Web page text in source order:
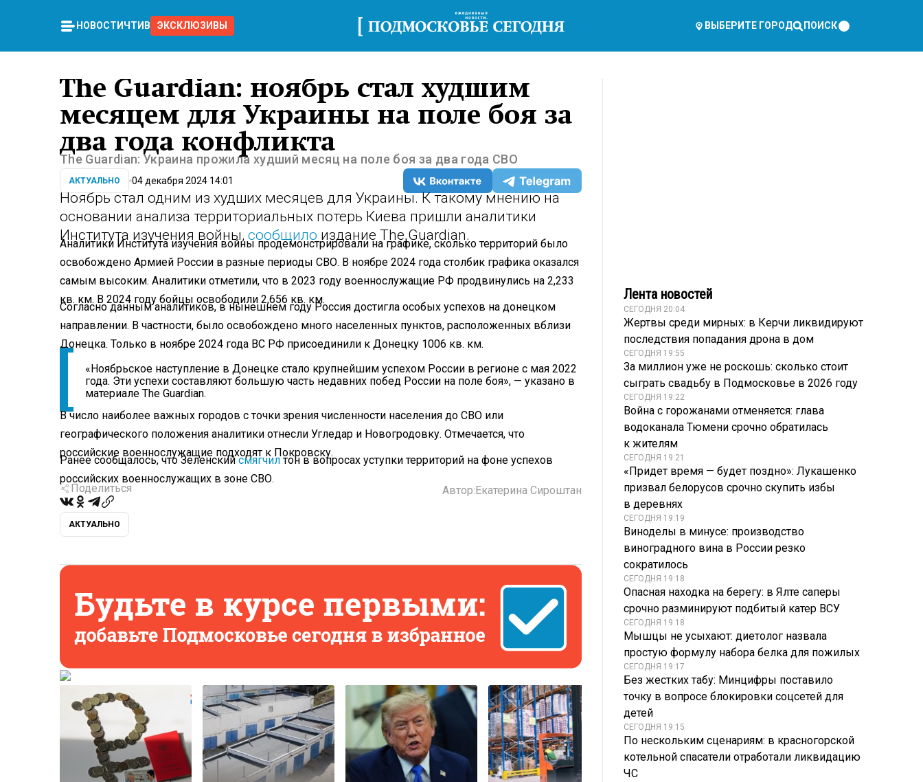
НОВОСТИ ЧТИВО ЭКСКЛЮЗИВЫ ВЫБЕРИТЕ ГОРОД ПОИСК
The Guardian: ноябрь стал худшим
месяцем для Украины на поле боя за
два года конфликта
The Guardian: Украина прожила худший месяц на поле боя за два года СВО
АКТУАЛЬНО 04 декабря 2024 14:01
Ноябрь стал одним из худших месяцев для Украины. К такому мнению на
основании анализа территориальных потерь Киева пришли аналитики
Института изучения войны, сообщило издание The Guardian.
Аналитики Института изучения войны продемонстрировали на графике, сколько территорий было
освобождено Армией России в разные периоды СВО. В ноябре 2024 года столбик графика оказался
самым высоким. Аналитики отметили, что в 2023 году военнослужащие РФ продвинулись на 2,233
кв. км. В 2024 году бойцы освободили 2,656 кв. км.
Согласно данным аналитиков, в нынешнем году Россия достигла особых успехов на донецком
направлении. В частности, было освобождено много населенных пунктов, расположенных вблизи
Донецка. Только в ноябре 2024 года ВС РФ присоединили к Донецку 1006 кв. км.
«Ноябрьское наступление в Донецке стало крупнейшим успехом России в регионе с мая 2022
года. Эти успехи составляют большую часть недавних побед России на поле боя», — указано в
материале The Guardian.
В число наиболее важных городов с точки зрения численности населения до СВО или
географического положения аналитики отнесли Угледар и Новогродовку. Отмечается, что
российские военнослужащие подходят к Покровску.
Ранее сообщалось, что Зеленскийсмягчилтон в вопросах уступки территорий на фоне успехов
российских военнослужащих в зоне СВО.
Поделиться Автор:Екатерина Сироштан
АКТУАЛЬНО
Лента новостей
СЕГОДНЯ 20:04
Жертвы среди мирных: в Керчи ликвидируют
последствия попадания дрона в дом
СЕГОДНЯ 19:55
За миллион уже не роскошь: сколько стоит
сыграть свадьбу в Подмосковье в 2026 году
СЕГОДНЯ 19:22
Война с горожанами отменяется: глава
водоканала Тюмени срочно обратилась
к жителям
СЕГОДНЯ 19:21
«Придет время — будет поздно»: Лукашенко
призвал белорусов срочно скупить избы
в деревнях
СЕГОДНЯ 19:19
Виноделы в минусе: производство
виноградного вина в России резко
сократилось
СЕГОДНЯ 19:18
Опасная находка на берегу: в Ялте саперы
срочно разминируют подбитый катер ВСУ
СЕГОДНЯ 19:18
Мышцы не усыхают: диетолог назвала
простую формулу набора белка для пожилых
СЕГОДНЯ 19:17
Без жестких табу: Минцифры поставило
точку в вопросе блокировки соцсетей для
детей
СЕГОДНЯ 19:15
По нескольким сценариям: в красногорской
котельной спасатели отработали ликвидацию
ЧС